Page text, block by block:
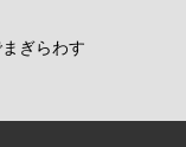
ぎらわす